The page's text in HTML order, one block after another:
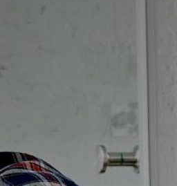
Våra varumärken